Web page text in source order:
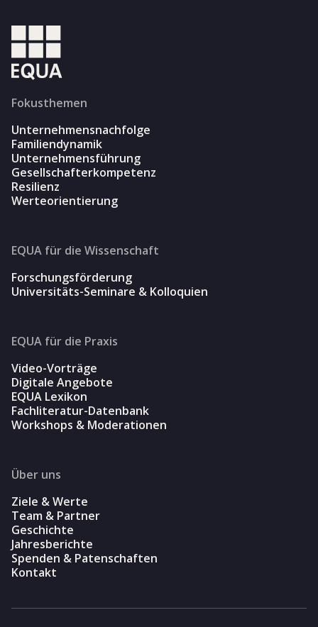
Fokusthemen
Unternehmensnachfolge
Familiendynamik
Unternehmensführung
Gesellschafterkompetenz
Resilienz
Werteorientierung
EQUA für die Wissenschaft
Forschungsförderung
Universitäts-Seminare & Kolloquien
EQUA für die Praxis
Video-Vorträge
Digitale Angebote
EQUA Lexikon
Fachliteratur-Datenbank
Workshops & Moderationen
Über uns
Ziele & Werte
Team & Partner
Geschichte
Jahresberichte
Spenden & Patenschaften
Kontakt